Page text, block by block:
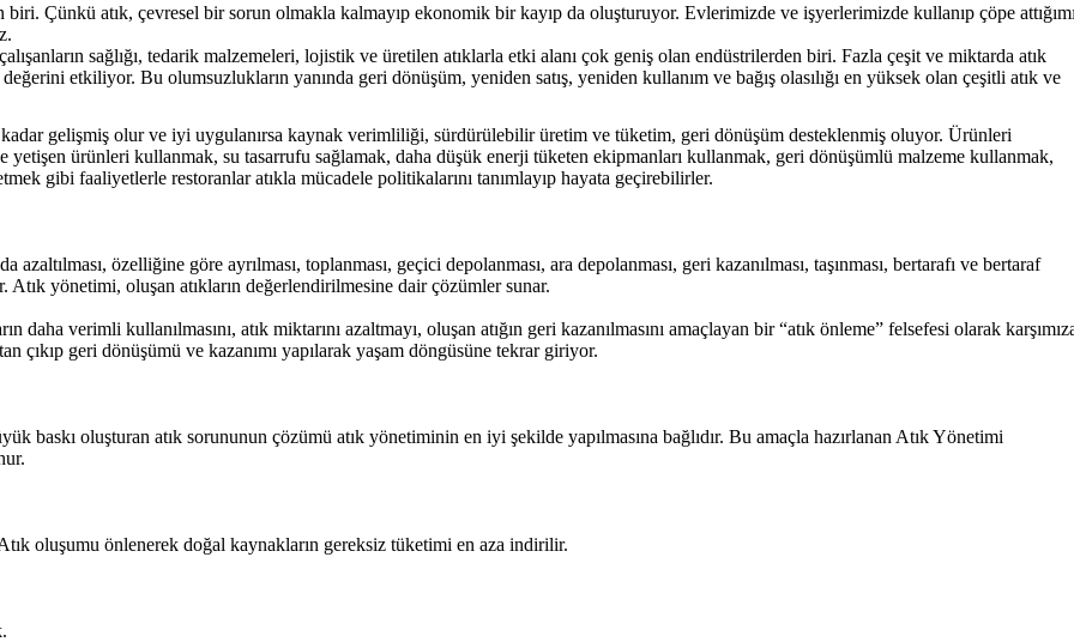
Çünkü atık, çevresel bir sorun olmakla kalmayıp ekonomik bir kayıp da oluşturuyor. Evlerimizde ve işyerlerimizde kullanıp çöpe
sağlığı, tedarik malzemeleri, lojistik ve üretilen atıklarla etki alanı çok geniş olan endüstrilerden biri. Fazla çeşit ve miktarda atık
etkiliyor. Bu olumsuzlukların yanında geri dönüşüm, yeniden satış, yeniden kullanım ve bağış olasılığı en yüksek olan çeşitli atık ve
kadar gelişmiş olur ve iyi uygulanırsa kaynak verimliliği, sürdürülebilir üretim ve tüketim, geri dönüşüm desteklenmiş oluyor. Ürünleri
ürünleri kullanmak, su tasarrufu sağlamak, daha düşük enerji tüketen ekipmanları kullanmak, geri dönüşümlü malzeme kullanmak,
gibi faaliyetlerle restoranlar atıkla mücadele politikalarını tanımlayıp hayata geçirebilirler.
özelliğine göre ayrılması, toplanması, geçici depolanması, ara depolanması, geri kazanılması, taşınması, bertarafı ve bertaraf
yönetimi, oluşan atıkların değerlendirilmesine dair çözümler sunar.
daha verimli kullanılmasını, atık miktarını azaltmayı, oluşan atığın geri kazanılmasını amaçlayan bir “atık önleme” felsefesi olarak
çıkıp geri dönüşümü ve kazanımı yapılarak yaşam döngüsüne tekrar giriyor.
baskı oluşturan atık sorununun çözümü atık yönetiminin en iyi şekilde yapılmasına bağlıdır. Bu amaçla hazırlanan Atık Yönetimi
oluşumu önlenerek doğal kaynakların gereksiz tüketimi en aza indirilir.